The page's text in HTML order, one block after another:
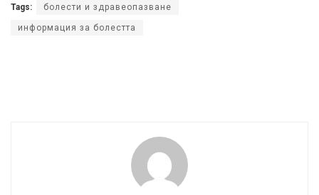
Tags: болести и здравеопазване
информация за болестта